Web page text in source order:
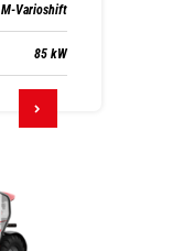
M-Varioshift
85 kW